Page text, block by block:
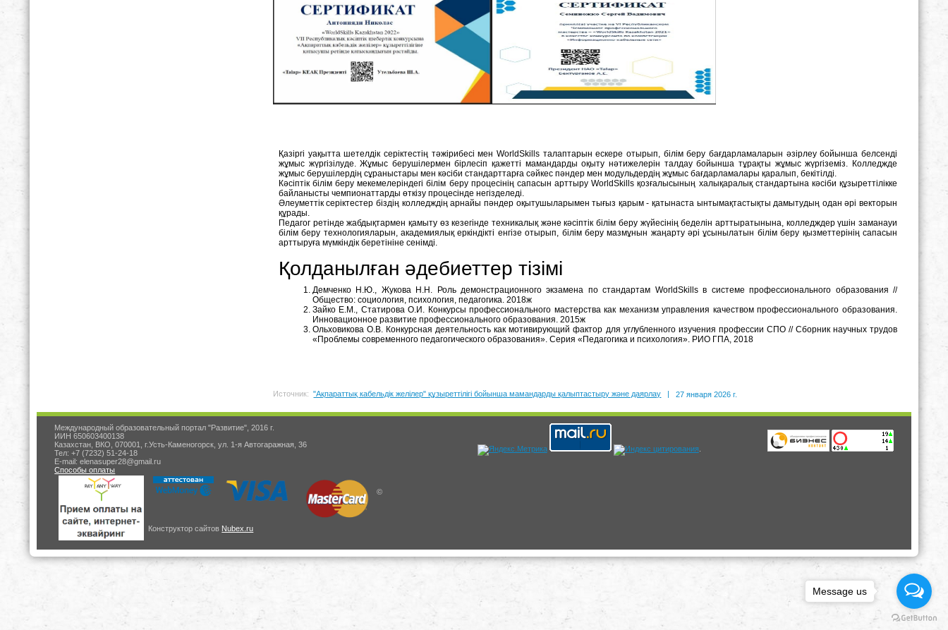
Қазіргі уақытта шетелдік серіктестің тәжірибесі мен WorldSkills талаптарын ескере отырып, білім беру бағдарламаларын әзірлеу бойынша белсенді
жұмыс жүргізілуде. Жұмыс берушілермен бірлесіп қажетті мамандарды оқыту нәтижелерін талдау бойынша тұрақты жұмыс жүргіземіз. Колледжде
жұмыс берушілердің сұраныстары мен кәсіби стандарттарға сәйкес пәндер мен модульдердің жұмыс бағдарламалары қаралып, бекітілді.
Кәсіптік білім беру мекемелеріндегі білім беру процесінің сапасын арттыру WorldSkills қозғалысының халықаралық стандартына кәсіби құзыреттілікке
байланысты чемпионаттарды өткізу процесінде негізделеді.
Әлеуметтік серіктестер біздің колледждің арнайы пәндер оқытушыларымен тығыз қарым - қатынаста ынтымақтастықты дамытудың одан әрі векторын
құрады.
Педагог ретінде жабдықтармен қамыту өз кезегінде техникалық және кәсіптік білім беру жүйесінің беделін арттыратынына, колледждер үшін заманауи
білім беру технологияларын, академиялық еркіндікті енгізе отырып, білім беру мазмұнын жаңарту әрі ұсынылатын білім беру қызметтерінің сапасын
арттыруға мүмкіндік беретініне сенімді.
Қолданылған әдебиеттер тізімі
Демченко Н.Ю., Жукова Н.Н. Роль демонстрационного экзамена по стандартам WorldSkills в системе профессионального образования //
Общество: социология, психология, педагогика. 2018ж
Зайко Е.М., Статирова О.И. Конкурсы профессионального мастерства как механизм управления качеством профессионального образования.
Инновационное развитие профессионального образования. 2015ж
Ольховикова О.В. Конкурсная деятельность как мотивирующий фактор для углубленного изучения профессии СПО // Сборник научных трудов
«Проблемы современного педагогического образования». Серия «Педагогика и психология». РИО ГПА, 2018
Источник: "Ақпараттық кабельдік желілер" құзыреттілігі бойынша мамандарды қалыптастыру және даярлау | 27 января 2026 г.
Международный образовательный портал "Развитие", 2016 г.
ИИН 650603400138
Казахстан, ВКО, 070001, г.Усть-Каменогорск, ул. 1-я Автогаражная, 36
Тел: +7 (7232) 51-24-18
E-mail: elenasuper28@gmail.ru
Способы оплаты
©
Конструктор сайтов Nubex.ru
Message us